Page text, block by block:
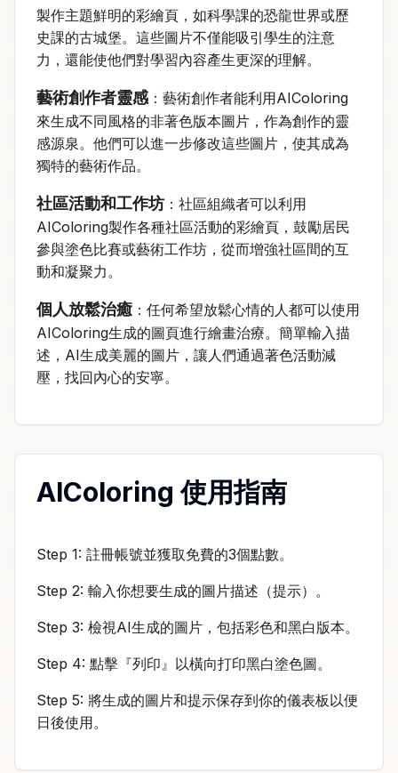
製作主題鮮明的彩繪頁，如科學課的恐龍世界或歷
史課的古城堡。這些圖片不僅能吸引學生的注意
力，還能使他們對學習內容產生更深的理解。
藝術創作者靈感 ：藝術創作者能利用AIColoring
來生成不同風格的非著色版本圖片，作為創作的靈
感源泉。他們可以進一步修改這些圖片，使其成為
獨特的藝術作品。
社區活動和工作坊 ：社區組織者可以利用
AIColoring製作各種社區活動的彩繪頁，鼓勵居民
參與塗色比賽或藝術工作坊，從而增強社區間的互
動和凝聚力。
個人放鬆治癒 ：任何希望放鬆心情的人都可以使用
AIColoring生成的圖頁進行繪畫治療。簡單輸入描
述，AI生成美麗的圖片，讓人們通過著色活動減
壓，找回內心的安寧。
AIColoring 使用指南
Step 1: 註冊帳號並獲取免費的3個點數。
Step 2: 輸入你想要生成的圖片描述（提示）。
Step 3: 檢視AI生成的圖片，包括彩色和黑白版本。
Step 4: 點擊『列印』以橫向打印黑白塗色圖。
Step 5: 將生成的圖片和提示保存到你的儀表板以便
日後使用。